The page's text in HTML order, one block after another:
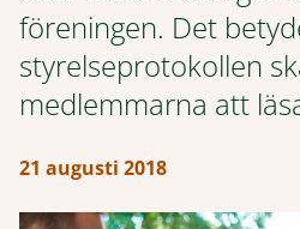
föreningen. Det
styrelseprotokollen
medlemmarna att
21 augusti 2018